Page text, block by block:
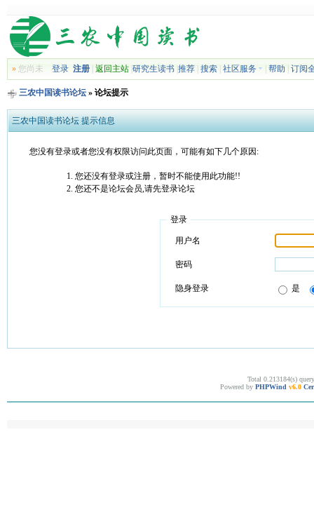
»您尚未 登录 注册| 返回主站| 研究生读书| 推荐| 搜索| 社区服务 帮助 订阅
三农中国读书论坛» 论坛提示
三农中国读书论坛 提示信息
您没有登录或者您没有权限访问此页面，可能有如下几个原因:
您还没有登录或注册，暂时不能使用此功能!!
您还不是论坛会员,请先登录论坛
登录
用户名
密码
隐身登录 是
Total 0.213184(s)
Powered by PHPWind v6.0